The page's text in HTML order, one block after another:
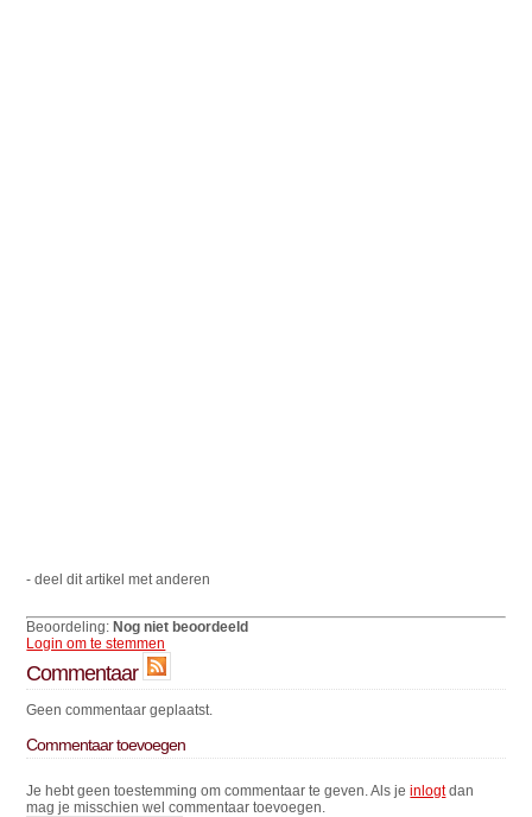
- deel dit artikel met anderen
Beoordeling:Nog niet beoordeeld
Login om te stemmen
Commentaar
Geen commentaar geplaatst.
Commentaar toevoegen
Je hebt geen toestemming om commentaar te geven. Als jeinlogtdan
mag je misschien wel commentaar toevoegen.